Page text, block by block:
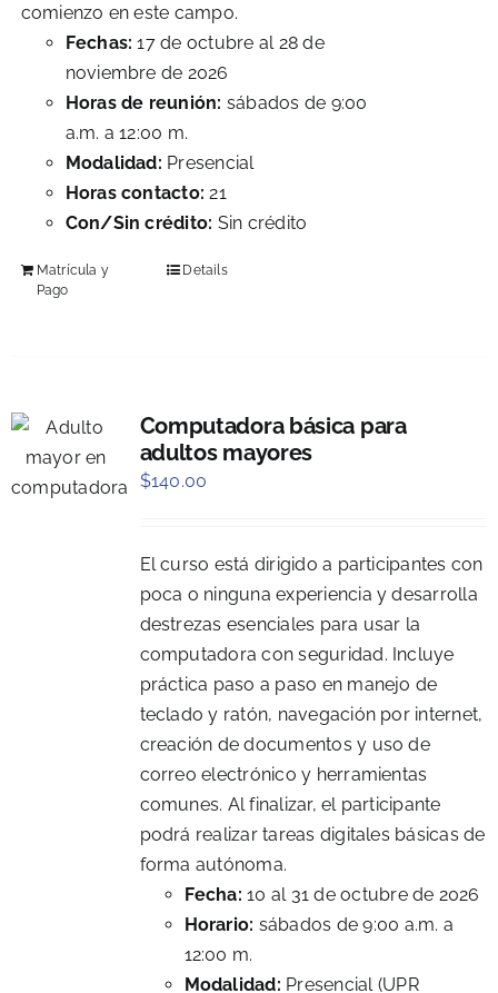
comienzo en este campo.
Fechas: 17 de octubre al 28 de
noviembre de 2026
Horas de reunión: sábados de 9:00
a.m. a 12:00 m.
Modalidad: Presencial
Horas contacto: 21
Con/Sin crédito: Sin crédito
Matrícula y
Pago
Details
Computadora básica para
adultos mayores
$140.00
El curso está dirigido a participantes con
poca o ninguna experiencia y desarrolla
destrezas esenciales para usar la
computadora con seguridad. Incluye
práctica paso a paso en manejo de
teclado y ratón, navegación por internet,
creación de documentos y uso de
correo electrónico y herramientas
comunes. Al finalizar, el participante
podrá realizar tareas digitales básicas de
forma autónoma.
Fecha: 10 al 31 de octubre de 2026
Horario: sábados de 9:00 a.m. a
12:00 m.
Modalidad: Presencial (UPR